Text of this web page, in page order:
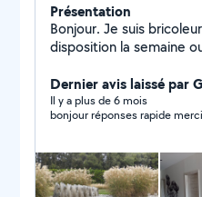
Présentation
Bonjour. Je suis
disposition la semaine
Dernier avis laissé par
Il y a plus de 6 mois
bonjour réponses rapide merci